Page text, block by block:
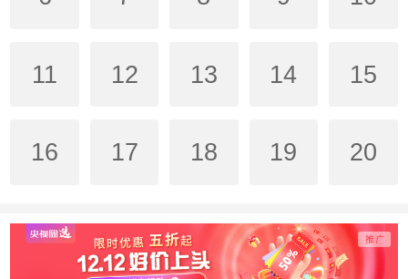
11 12 13 14 15
16 17 18 19 20